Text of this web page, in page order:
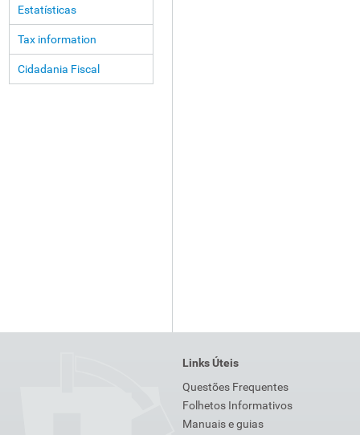
Estatísticas
Tax information
Cidadania Fiscal
Links Úteis
Questões Frequentes
Folhetos Informativos
Manuais e guias